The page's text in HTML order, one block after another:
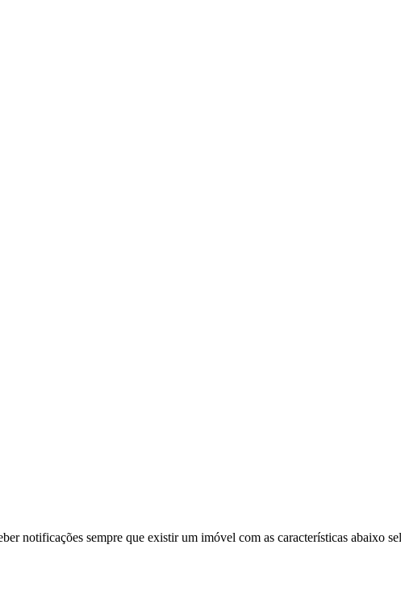
notificações sempre que existir um imóvel com as características abaixo